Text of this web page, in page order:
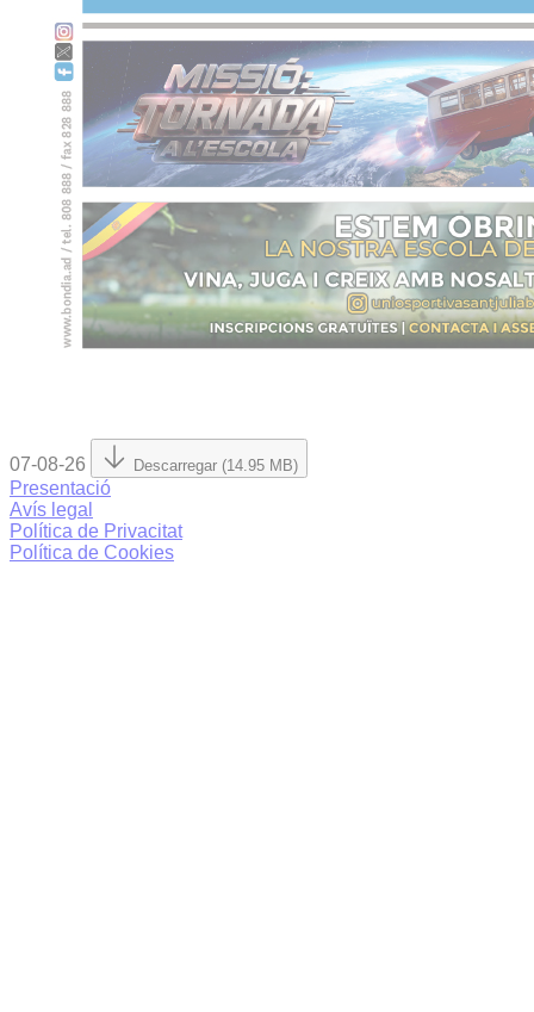
07-08-26 Descarregar (14.95 MB)
Presentació
Avís legal
Política de Privacitat
Política de Cookies